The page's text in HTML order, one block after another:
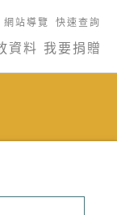
網站導覽 快速查詢
資料 我要捐贈